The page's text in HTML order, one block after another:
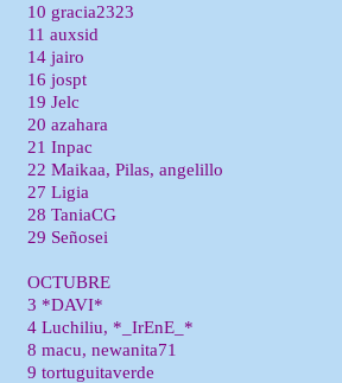
10 gracia2323
11 auxsid
14 jairo
16 jospt
19 Jelc
20 azahara
21 Inpac
22 Maikaa, Pilas, angelillo
27 Ligia
28 TaniaCG
29 Señosei
OCTUBRE
3 *DAVI*
4 Luchiliu, *_IrEnE_*
8 macu, newanita71
9 tortuguitaverde